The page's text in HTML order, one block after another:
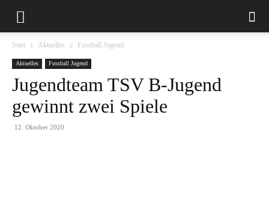
Start Aktuelles Fussball Jugend
Aktuelles Fussball Jugend
Jugendteam TSV B-Jugend
gewinnt zwei Spiele
12. Oktober 2020